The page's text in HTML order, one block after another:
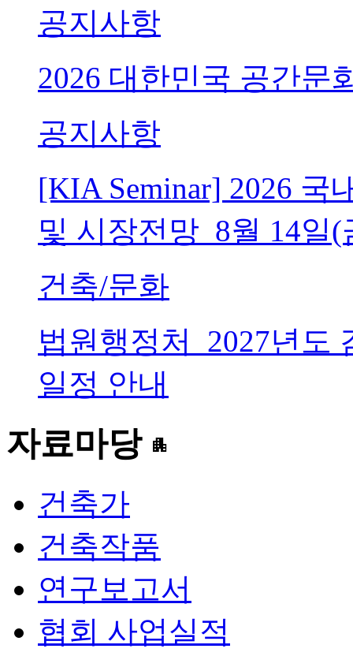
공지사항
2026 대한민국 공간문
공지사항
[KIA Seminar] 2026 국
및 시장전망_8월 14일(
건축/문화
법원행정처_2027년도
일정 안내
자료마당 apartment
건축가
건축작품
연구보고서
협회 사업실적